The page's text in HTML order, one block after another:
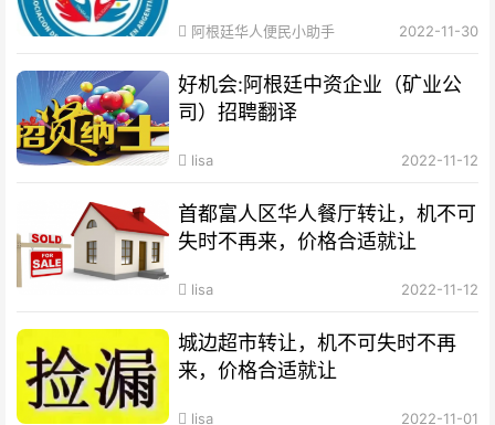
阿根廷华人便民小助手 2022-11-30
好机会:阿根廷中资企业（矿业公
司）招聘翻译
lisa 2022-11-12
首都富人区华人餐厅转让，机不可
失时不再来，价格合适就让
lisa 2022-11-12
城边超市转让，机不可失时不再
来，价格合适就让
lisa 2022-11-01